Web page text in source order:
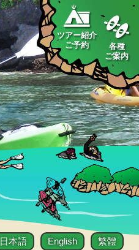
ツアー紹介
ご予約
各種
ご案内
日本語 English 繁體